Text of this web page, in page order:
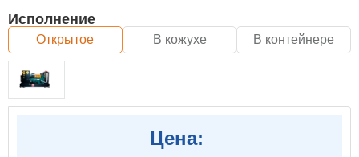
Исполнение
Открытое В кожухе В контейнере
Цена: